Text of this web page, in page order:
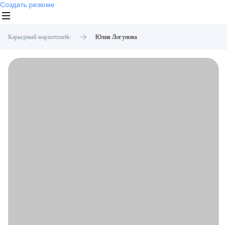
Создать резюме
Карьерный маркетплейс Юлия Логунова